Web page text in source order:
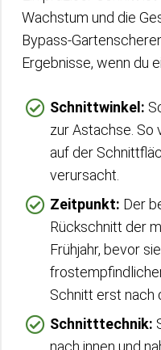
Wachstum und die
Bypass-
Ergebnisse, wenn du
Schnittwinkel:
zur Astachse. So
auf der
verursacht.
Zeitpunkt: Der
Rückschnitt der
Frühjahr, bevor
Schnitt erst nach
Schnitttechnik:
nach innen und